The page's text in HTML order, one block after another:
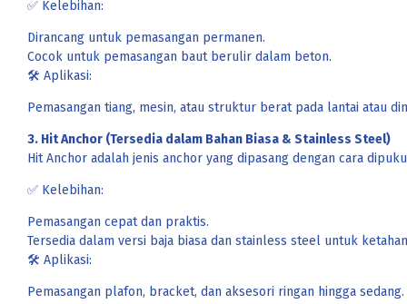
✅ Kelebihan:
Dirancang untuk pemasangan permanen.
Cocok untuk pemasangan baut berulir dalam beton.
🛠 Aplikasi:
Pemasangan tiang, mesin, atau struktur berat pada lantai atau
3. Hit Anchor (Tersedia dalam Bahan Biasa & Stainless Steel)
Hit Anchor adalah jenis anchor yang dipasang dengan cara
✅ Kelebihan:
Pemasangan cepat dan praktis.
Tersedia dalam versi baja biasa dan stainless steel untuk
🛠 Aplikasi:
Pemasangan plafon, bracket, dan aksesori ringan hingga sedang.